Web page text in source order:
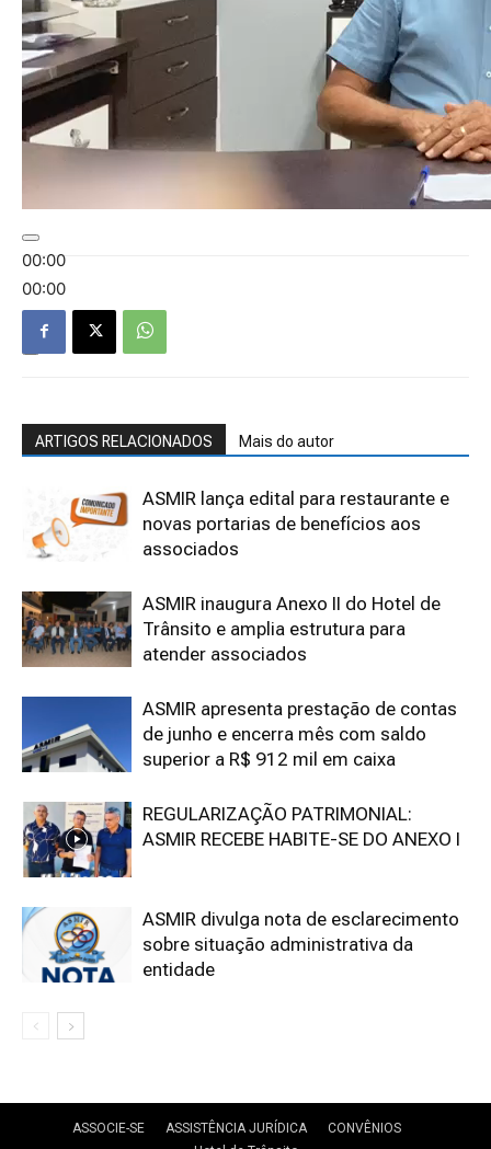
00:00
00:00
01:24
ARTIGOS RELACIONADOS Mais do autor
ASMIR lança edital para restaurante e
novas portarias de benefícios aos
associados
ASMIR inaugura Anexo II do Hotel de
Trânsito e amplia estrutura para
atender associados
ASMIR apresenta prestação de contas
de junho e encerra mês com saldo
superior a R$ 912 mil em caixa
REGULARIZAÇÃO PATRIMONIAL:
ASMIR RECEBE HABITE-SE DO ANEXO I
ASMIR divulga nota de esclarecimento
sobre situação administrativa da
entidade
ASSOCIE-SE ASSISTÊNCIA JURÍDICA
CONVÊNIOS